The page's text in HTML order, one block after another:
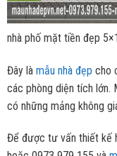
nhà phố mặt tiền đẹp
Đây là mẫu nhà đẹp cho
các phòng diện tích lớn.
có những mảng không
Để được tư vấn thiết kế